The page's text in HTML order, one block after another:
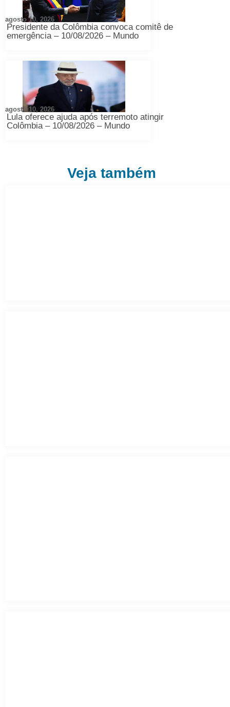
Presidente da Colômbia convoca comitê de
emergência – 10/08/2026 – Mundo
agosto 10, 2026
Lula oferece ajuda após terremoto atingir
Colômbia – 10/08/2026 – Mundo
agosto 10, 2026
Veja também